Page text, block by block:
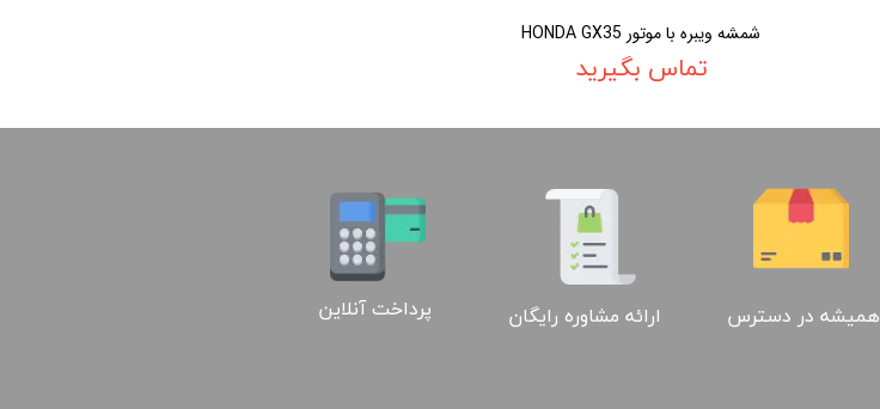
شمشه ویبره با موتور HONDA GX35
تماس بگیرید
همیشه در دسترس ارائه مشاوره رایگان پرداخت آنلاین